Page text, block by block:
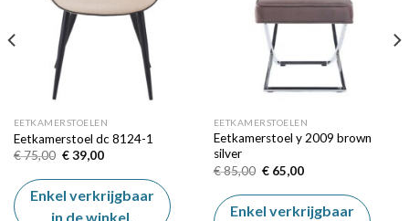
EETKAMERSTOELEN
Eetkamerstoel dc 8124-1
€75,00 Oorspronkelijke
was:
€ 75,00.
€39,00Huidige
is:
€ 39,00.
Enkel verkrijgbaar
in de winkel.
EETKAMERSTOELEN
Eetkamerstoel y 2009 brown
silver
€85,00 Oorspronkelijke
was:
€ 85,00.
€65,00Huidige
is:
€ 65,00.
Enkel verkrijgbaar